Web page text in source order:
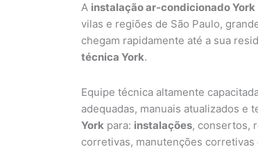
A instalação ar-condicionado York
vilas e regiões de São Paulo,
chegam rapidamente até a sua
técnica York.
Equipe técnica altamente
adequadas, manuais atualizados e
York para: instalações, consertos,
corretivas, manutenções